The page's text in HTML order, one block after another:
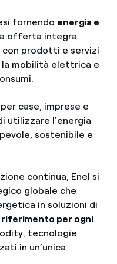
fornendo energia e
offerta integra
prodotti e servizi
mobilità elettrica e
per case, imprese e
utilizzare l'energia
sostenibile e
continua, Enel si
globale che
in soluzioni di
riferimento per ogni
tecnologie
in un’unica